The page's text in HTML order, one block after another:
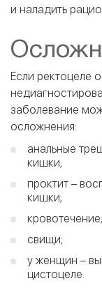
и наладить
Если ректоцеле
заболевание
осложнения:
анальные
кишки;
проктит –
кишки;
кровотечение;
свищи;
у женщин –
цистоцеле.